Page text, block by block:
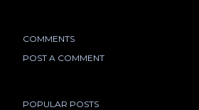
COMMENTS
POST A COMMENT
POPULAR POSTS